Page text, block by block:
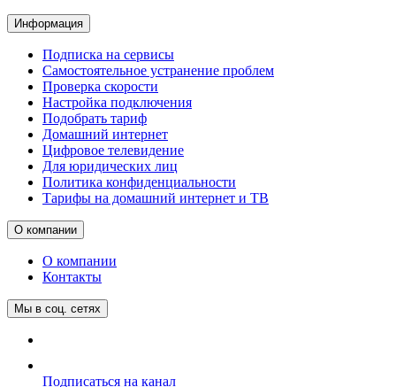
Информация
Подписка на сервисы
Самостоятельное устранение проблем
Проверка скорости
Настройка подключения
Подобрать тариф
Домашний интернет
Цифровое телевидение
Для юридических лиц
Политика конфиденциальности
Тарифы на домашний интернет и ТВ
О компании
О компании
Контакты
Мы в соц. сетях
Подписаться на канал